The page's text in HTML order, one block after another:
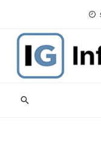
content